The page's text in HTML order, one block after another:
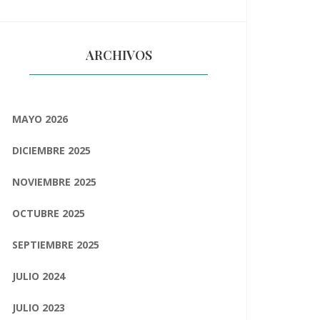
ARCHIVOS
MAYO 2026
DICIEMBRE 2025
NOVIEMBRE 2025
OCTUBRE 2025
SEPTIEMBRE 2025
JULIO 2024
JULIO 2023